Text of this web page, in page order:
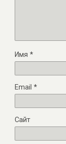
Имя *
Email *
Сайт